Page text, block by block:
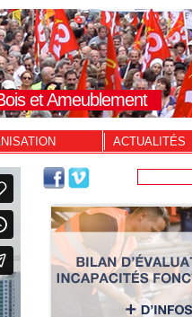
et Ameublement
ACTUALITÉS